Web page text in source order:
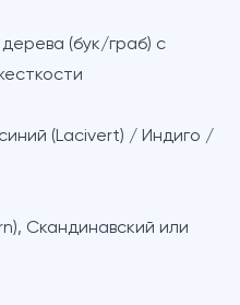
(бук/граб) с
(Lacivert) / Индиго /
Скандинавский или